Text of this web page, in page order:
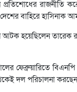
রাজনীতি
বাহিরে হাসিনাক
হয়েছিলেন তারেক
বিএনপি
দল পরিচালনা